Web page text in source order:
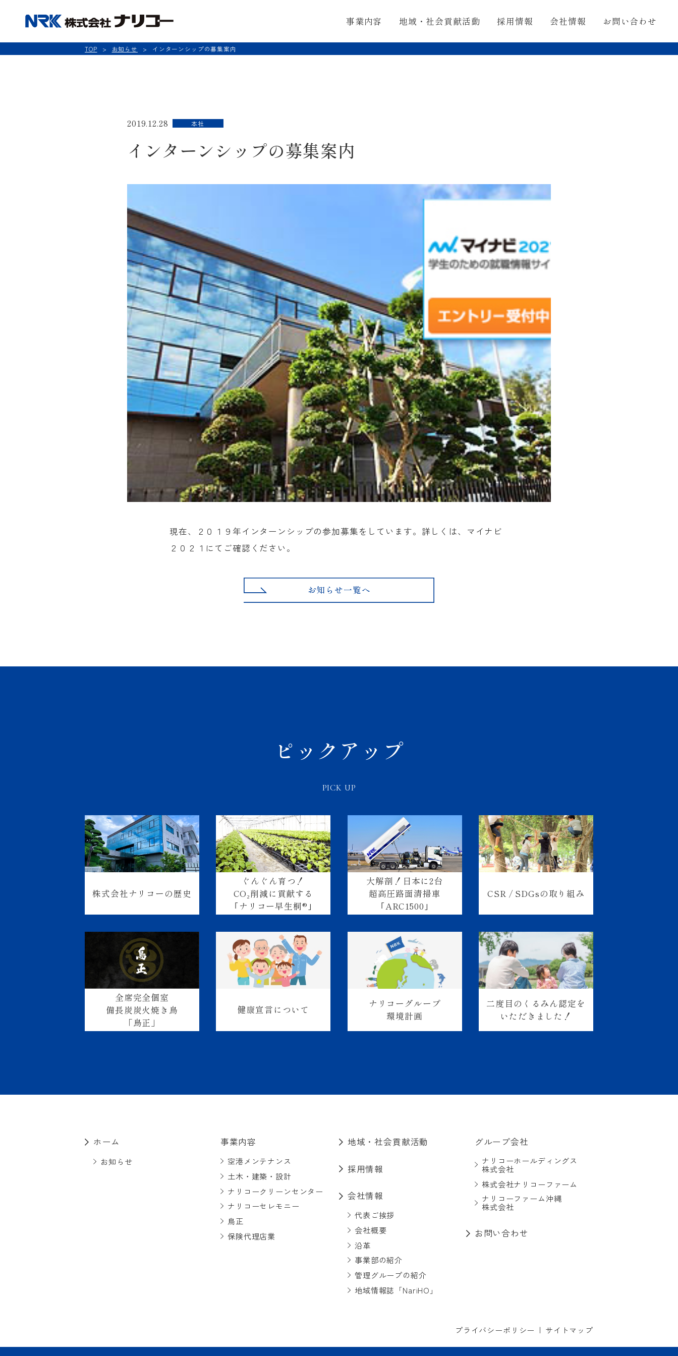
事業内容 地域・社会貢献活動 採用情報 会社情報 お問い合わせ
TOP お知らせ インターンシップの募集案内
2019.12.28 本社
インターンシップの募集案内
現在、２０１９年インターンシップの参加募集をしています。詳しくは、マイナビ
２０２１にてご確認ください。
お知らせ一覧へ
ピックアップ
PICK UP
株式会社ナリコーの歴史
ぐんぐん育つ！
CO₂削減に貢献する
｢ナリコー早生桐®｣
大解剖！日本に2台
超高圧路面清掃車
｢ARC1500｣
CSR / SDGsの取り組み
全席完全個室
備長炭炭火焼き鳥
「鳥正」
健康宣言について
ナリコーグループ
環境計画
二度目の くるみん認定を
いただきました！
ホーム
お知らせ
事業内容
空港メンテナンス
土木・建築・設計
ナリコークリーンセンター
ナリコーセレモニー
鳥正
保険代理店業
地域・社会貢献活動
採用情報
会社情報
代表ご挨拶
会社概要
沿革
事業部の紹介
管理グループの紹介
地域情報誌「NariHO」
グループ会社
ナリコーホールディングス
株式会社
株式会社ナリコーファーム
ナリコーファーム沖縄
株式会社
お問い合わせ
プライバシーポリシー サイトマップ